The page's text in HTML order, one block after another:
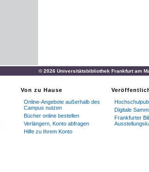
© 2026 Universitätsbibliothek Frankfurt am
Von zu Hause
Online-Angebote außerhalb des
Campus nutzen
Bücher online bestellen
Verlängern, Konto abfragen
Hilfe zu Ihrem Konto
Digitale
Frankfurter